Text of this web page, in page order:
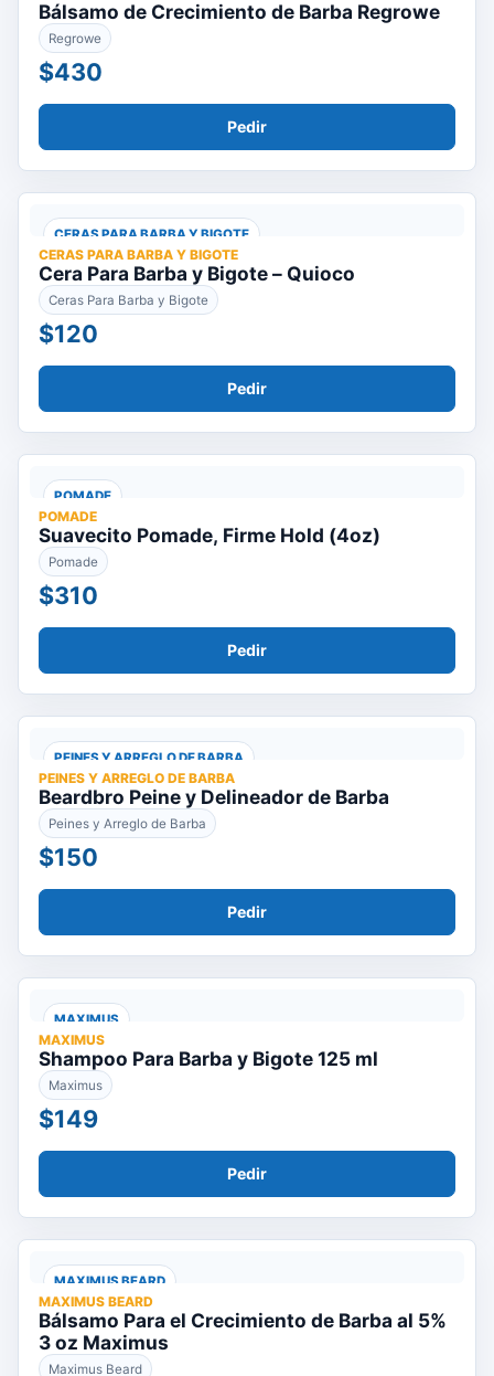
Bálsamo de Crecimiento de Barba Regrowe
Regrowe
$430
Pedir
CERAS PARA BARBA Y BIGOTE
CERAS PARA BARBA Y BIGOTE
Cera Para Barba y Bigote – Quioco
Ceras Para Barba y Bigote
$120
Pedir
POMADE
POMADE
Suavecito Pomade, Firme Hold (4oz)
Pomade
$310
Pedir
PEINES Y ARREGLO DE BARBA
PEINES Y ARREGLO DE BARBA
Beardbro Peine y Delineador de Barba
Peines y Arreglo de Barba
$150
Pedir
MAXIMUS
MAXIMUS
Shampoo Para Barba y Bigote 125 ml
Maximus
$149
Pedir
MAXIMUS BEARD
MAXIMUS BEARD
Bálsamo Para el Crecimiento de Barba al 5%
3 oz Maximus
Maximus Beard